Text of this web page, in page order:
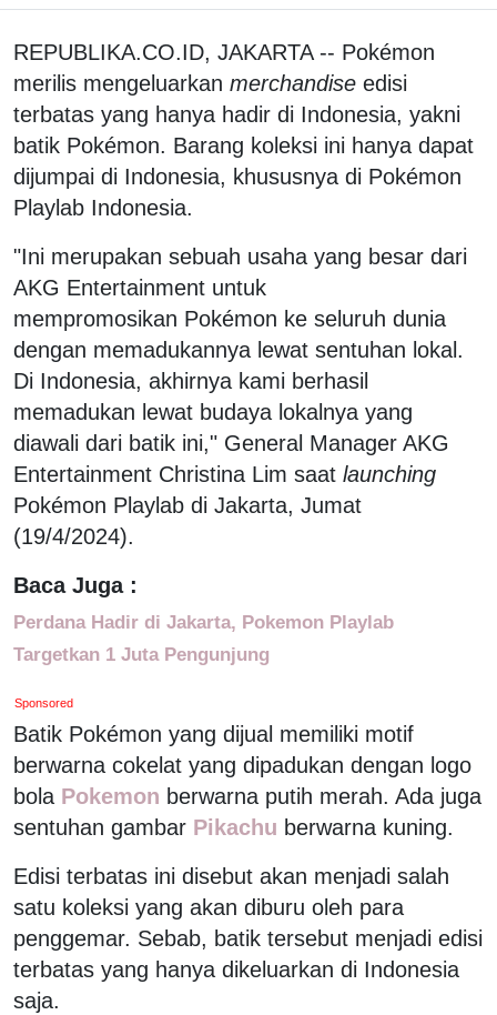
REPUBLIKA.CO.ID, JAKARTA -- Pokémon
merilis mengeluarkan merchandise edisi
terbatas yang hanya hadir di Indonesia, yakni
batik Pokémon. Barang koleksi ini hanya dapat
dijumpai di Indonesia, khususnya di Pokémon
Playlab Indonesia.
"Ini merupakan sebuah usaha yang besar dari
AKG Entertainment untuk
mempromosikan Pokémon ke seluruh dunia
dengan memadukannya lewat sentuhan lokal.
Di Indonesia, akhirnya kami berhasil
memadukan lewat budaya lokalnya yang
diawali dari batik ini," General Manager AKG
Entertainment Christina Lim saat launching
Pokémon Playlab di Jakarta, Jumat
(19/4/2024).
Baca Juga :
Perdana Hadir di Jakarta, Pokemon Playlab
Targetkan 1 Juta Pengunjung
Sponsored
Batik Pokémon yang dijual memiliki motif
berwarna cokelat yang dipadukan dengan logo
bola Pokemon berwarna putih merah. Ada juga
sentuhan gambar Pikachu berwarna kuning.
Edisi terbatas ini disebut akan menjadi salah
satu koleksi yang akan diburu oleh para
penggemar. Sebab, batik tersebut menjadi edisi
terbatas yang hanya dikeluarkan di Indonesia
saja.